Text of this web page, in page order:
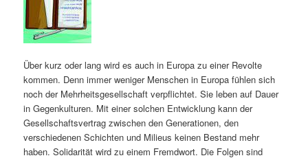
Über kurz oder lang wird es auch in Europa zu einer Revolte
kommen. Denn immer weniger Menschen in Europa fühlen sich
noch der Mehrheitsgesellschaft verpflichtet. Sie leben auf Dauer
in Gegenkulturen. Mit einer solchen Entwicklung kann der
Gesellschaftsvertrag zwischen den Generationen, den
verschiedenen Schichten und Milieus keinen Bestand mehr
haben. Solidarität wird zu einem Fremdwort. Die Folgen sind